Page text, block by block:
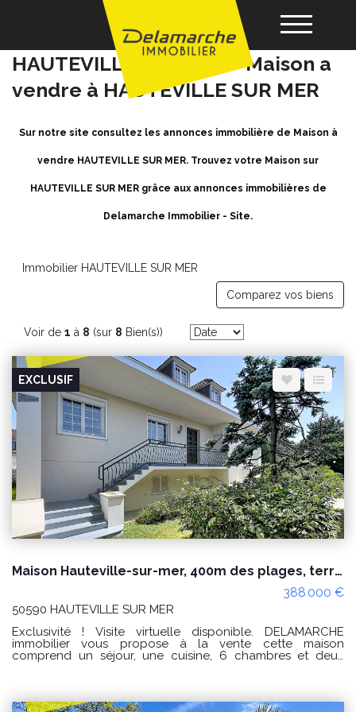
Acheter
Vendre
Espace client Nous contacter
Achat / Vente Maison
HAUTEVILLE SUR MER - Maison a
vendre à HAUTEVILLE SUR MER
Sur notre site consultez les annonces immobilière de Maison à
vendre HAUTEVILLE SUR MER. Trouvez votre Maison sur
HAUTEVILLE SUR MER grâce aux annonces immobilières de
Delamarche Immobilier - Site.
Immobilier HAUTEVILLE SUR MER
Comparez vos biens
Voir de 1 à 8 (sur 8 Bien(s))
EXCLUSIF
Maison Hauteville-sur-mer, 400m des plages, terrain de 1199m²
388 000 €
50590 HAUTEVILLE SUR MER
Exclusivité ! Visite virtuelle disponible. DELAMARCHE
immobilier vous propose à la vente cette maison
comprend un séjour, une cuisine, 6 chambres et deux
de chauffage pompe à chaleur et assainissement tout à